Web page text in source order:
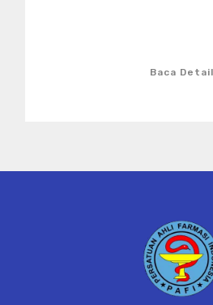
Baca Detail